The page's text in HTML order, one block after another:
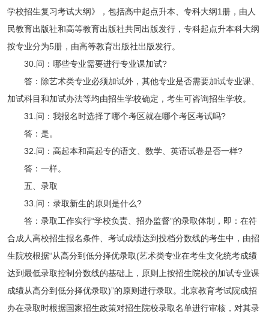
学校招生复习考试大纲》，包括高中起点升本、专科大纲1册，由人
民教育出版社和高等教育出版社共同出版发行，专科起点升本科大纲
按专业分为5册，由高等教育出版社出版发行。
30.问：哪些专业需要进行专业课加试?
答：除艺术类专业必须加试外，其他专业是否需要加试专业课、
加试科目和加试办法等均由招生学校确定，考生可咨询招生学校。
31.问：我报名时选择了哪个考区就在哪个考区考试吗?
答：是。
32.问：高起本和高起专的语文、数学、英语试卷是否一样?
答：一样。
五、录取
33.问：录取新生的原则是什么?
答：录取工作实行“学校负责、招办监督”的录取体制，即：在符
合成人高校招生报名条件、考试成绩达到投档分数线的考生中，由招
生院校根据“从高分到低分择优录取(艺术类专业在考生文化统考成绩
达到最低录取控制分数线的基础上，原则上按招生院校的加试专业课
成绩从高分到低分择优录取)”的原则进行录取。北京教育考试院成招
办在录取时根据国家招生政策对招生院校录取名单进行审核，对其录